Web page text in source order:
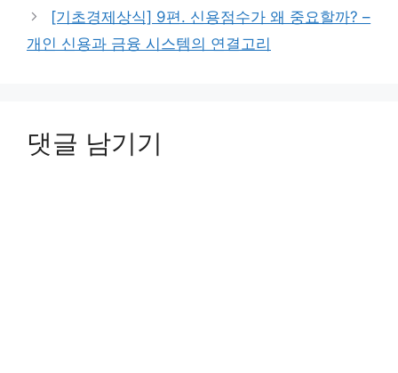
[기초경제상식] 9편. 신용점수가 왜 중요할까? –
개인 신용과 금융 시스템의 연결고리
댓글 남기기